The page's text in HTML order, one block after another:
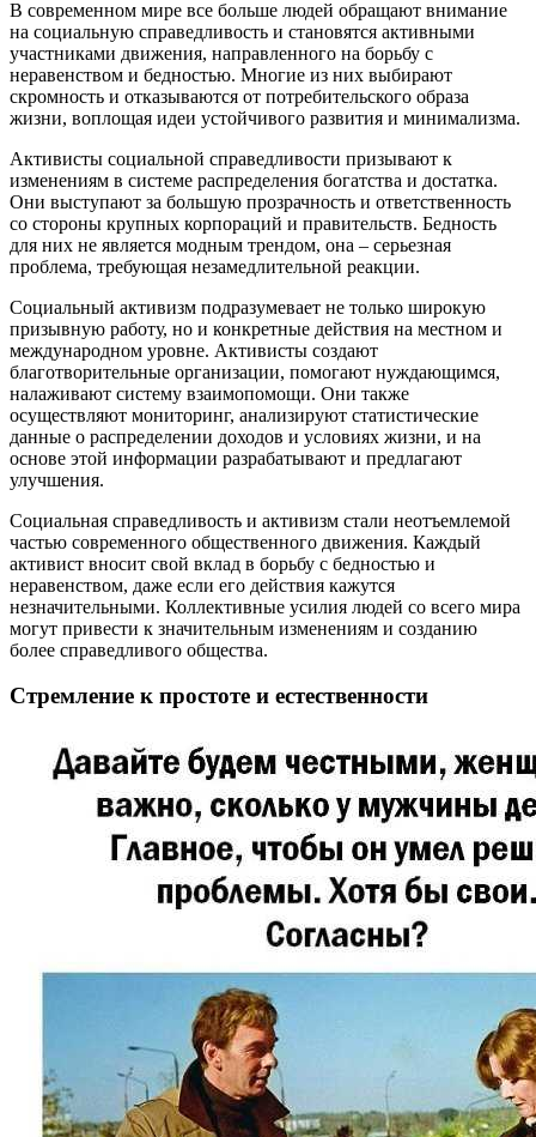
В современном мире все больше людей обращают внимание
на социальную справедливость и становятся активными
участниками движения, направленного на борьбу с
неравенством и бедностью. Многие из них выбирают
скромность и отказываются от потребительского образа
жизни, воплощая идеи устойчивого развития и минимализма.
Активисты социальной справедливости призывают к
изменениям в системе распределения богатства и достатка.
Они выступают за большую прозрачность и ответственность
со стороны крупных корпораций и правительств. Бедность
для них не является модным трендом, она – серьезная
проблема, требующая незамедлительной реакции.
Социальный активизм подразумевает не только широкую
призывную работу, но и конкретные действия на местном и
международном уровне. Активисты создают
благотворительные организации, помогают нуждающимся,
налаживают систему взаимопомощи. Они также
осуществляют мониторинг, анализируют статистические
данные о распределении доходов и условиях жизни, и на
основе этой информации разрабатывают и предлагают
улучшения.
Социальная справедливость и активизм стали неотъемлемой
частью современного общественного движения. Каждый
активист вносит свой вклад в борьбу с бедностью и
неравенством, даже если его действия кажутся
незначительными. Коллективные усилия людей со всего мира
могут привести к значительным изменениям и созданию
более справедливого общества.
Стремление к простоте и естественности